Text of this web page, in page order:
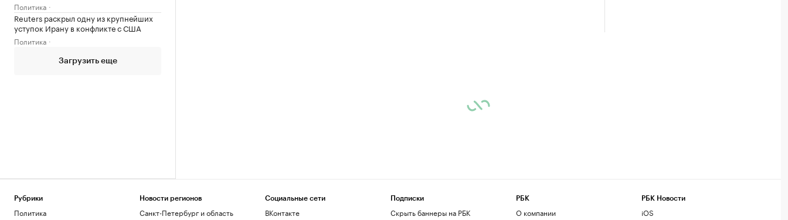
Политика
Reuters раскрыл одну из крупнейших
уступок Ирану в конфликте с США
Политика
Загрузить еще
Рубрики
Политика
Новости регионов
Санкт-Петербург и область
Социальные сети
ВКонтакте
Подписки
Скрыть баннеры на РБК
РБК
О компании
РБК Новости
iOS